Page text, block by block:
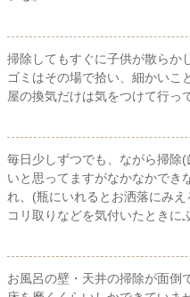
掃除してもすぐに子供が散らか
ゴミはその場で拾い、細かいこ
屋の換気だけは気をつけて行っ
毎日少しずつでも、ながら掃除
いと思ってますがなかなかでき
れ、(瓶にいれるとお洒落にみ
コリ取りなどを気付いたときに
お風呂の壁・天井の掃除が面倒